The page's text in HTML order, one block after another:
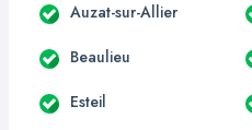
Auzat-sur-Allier
Beaulieu
Esteil